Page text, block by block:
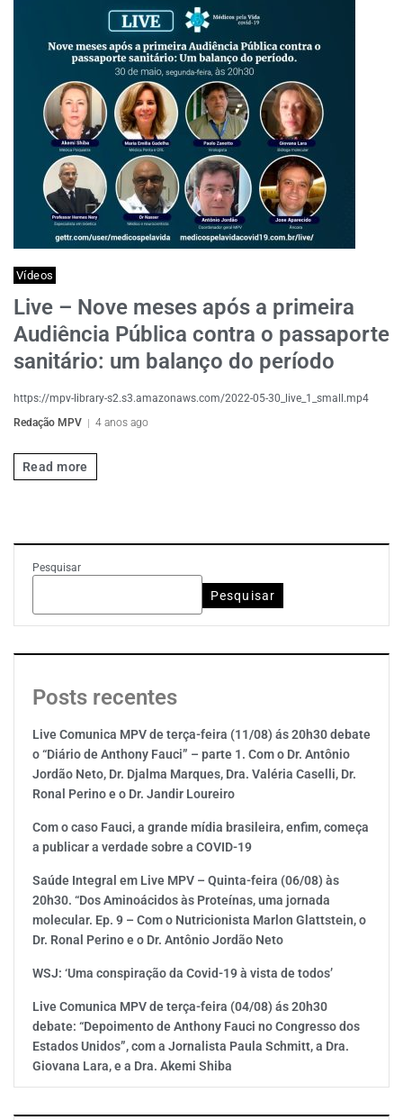
Vídeos
Live – Nove meses após a primeira
Audiência Pública contra o passaporte
sanitário: um balanço do período
https://mpv-library-s2.s3.amazonaws.com/2022-05-30_live_1_small.mp4
Redação MPV
4 anos ago
Read more
Pesquisar
Pesquisar
Posts recentes
Live Comunica MPV de terça-feira (11/08) ás 20h30 debate
o “Diário de Anthony Fauci” – parte 1. Com o Dr. Antônio
Jordão Neto, Dr. Djalma Marques, Dra. Valéria Caselli, Dr.
Ronal Perino e o Dr. Jandir Loureiro
Com o caso Fauci, a grande mídia brasileira, enfim, começa
a publicar a verdade sobre a COVID-19
Saúde Integral em Live MPV – Quinta-feira (06/08) às
20h30. “Dos Aminoácidos às Proteínas, uma jornada
molecular. Ep. 9 – Com o Nutricionista Marlon Glattstein, o
Dr. Ronal Perino e o Dr. Antônio Jordão Neto
WSJ: ‘Uma conspiração da Covid-19 à vista de todos’
Live Comunica MPV de terça-feira (04/08) ás 20h30
debate: “Depoimento de Anthony Fauci no Congresso dos
Estados Unidos”, com a Jornalista Paula Schmitt, a Dra.
Giovana Lara, e a Dra. Akemi Shiba